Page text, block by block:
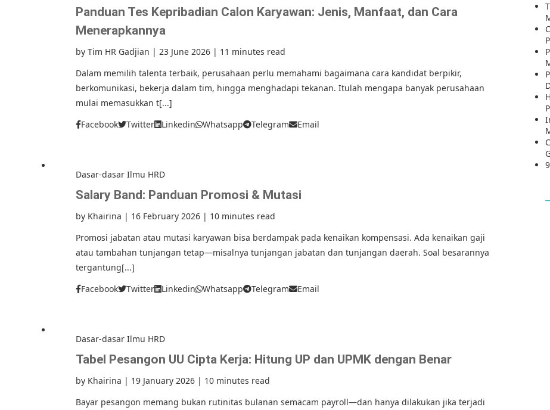
Panduan Tes Kepribadian Calon Karyawan: Jenis, Manfaat, dan Cara
Menerapkannya
by Tim HR Gadjian | 23 June 2026 | 11 minutes read
Dalam memilih talenta terbaik, perusahaan perlu memahami bagaimana cara kandidat berpikir,
berkomunikasi, bekerja dalam tim, hingga menghadapi tekanan. Itulah mengapa banyak perusahaan
mulai memasukkan t[...]
Facebook
Twitter Linkedin Whatsapp Telegram Email
Dasar-dasar Ilmu HRD
Salary Band: Panduan Promosi & Mutasi
by Khairina | 16 February 2026 | 10 minutes read
Promosi jabatan atau mutasi karyawan bisa berdampak pada kenaikan kompensasi. Ada kenaikan gaji
atau tambahan tunjangan tetap—misalnya tunjangan jabatan dan tunjangan daerah. Soal besarannya
tergantung[...]
Facebook
Twitter Linkedin Whatsapp Telegram Email
Dasar-dasar Ilmu HRD
Tabel Pesangon UU Cipta Kerja: Hitung UP dan UPMK dengan Benar
by Khairina | 19 January 2026 | 10 minutes read
Bayar pesangon memang bukan rutinitas bulanan semacam payroll—dan hanya dilakukan jika terjadi